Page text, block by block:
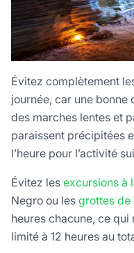
Évitez complètement
journée, car une
des marches lentes et
paraissent précipitées
l’heure pour l’activité
Évitez les excursions à
Negro ou les grottes de
heures chacune, ce qui
limité à 12 heures au